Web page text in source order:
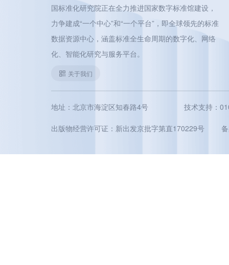
国标准化研究院正在全力推进国家数字标准馆建设，
力争建成“一个中心”和“一个平台”，即全球领先的标准
数据资源中心，涵盖标准全生命周期的数字化、网络
化、智能化研究与服务平台。
关于我们
地址：北京市海淀区知春路4号 技术支持：
出版物经营许可证：新出发京批字第直170229号